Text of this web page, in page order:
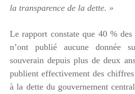
la transparence de la dette. »
Le rapport constate que 40 %
n’ont publié aucune donnée
souverain depuis plus de deux
publient effectivement des
à la dette du gouvernement